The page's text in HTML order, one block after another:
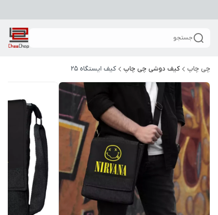
جستجو
چی چاپ کیف دوشی چی چاپ کیف ایستگاه 25